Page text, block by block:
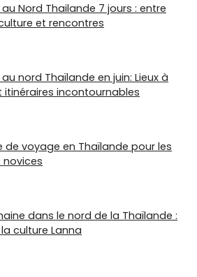
Nord Thailande 7 jours : entre
et rencontres
nord Thaïlande en juin: Lieux à
itinéraires incontournables
de voyage en Thaïlande pour les
novices
dans le nord de la Thaïlande :
la culture Lanna